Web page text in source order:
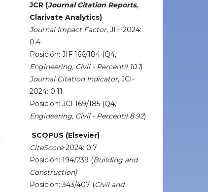
JCR (Journal Citation Reports,
Clarivate Analytics)
Journal Impact Factor, JIF-2024:
0.4
Posición: JIF 166/184 (Q4,
Engineering, Civil - Percentil 10.1)
Journal Citation Indicator, JCI-
2024: 0.11
Posición: JCI 169/185 (Q4,
Engineering, Civil - Percentil 8.92)
SCOPUS (Elsevier)
CiteScore-2024: 0.7
Posición: 194/239 (Building and
Construction)
Posición: 343/407 (Civil and